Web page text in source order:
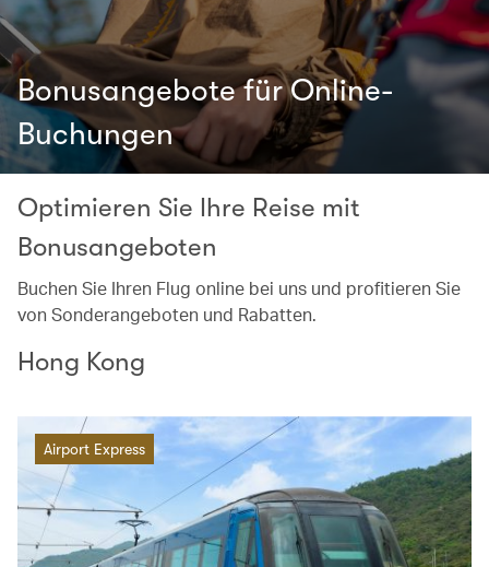
Bonusangebote für Online-
Buchungen
Optimieren Sie Ihre Reise mit
Bonusangeboten
Buchen Sie Ihren Flug online bei uns und profitieren Sie
von Sonderangeboten und Rabatten.
Hong Kong
Airport Express